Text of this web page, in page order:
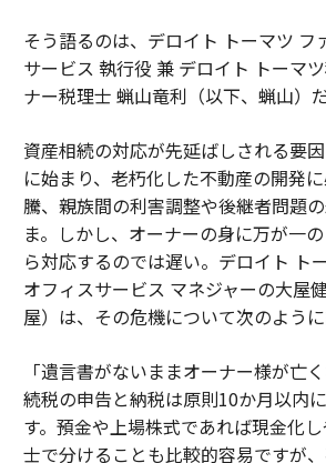
そう語るのは、デロイト トーマツ フ
サービス 執行役 兼 デロイト トーマ
ナー税理士 蝋山竜利（以下、蝋山）だ
資産相続の対応が先延ばしされる要
に始まり、老朽化した不動産の開発
騰、親族間の利害調整や後継者問題
ま。しかし、オーナーの身に万が一
ら対応するのでは遅い。デロイト ト
オフィスサービス マネジャーの大屋
屋）は、その危機について次のように
「遺言書がないままオーナー様が亡
続税の申告と納税は原則10か月以内
す。預金や上場株式であれば現金化
士で分けることも比較的容易ですが